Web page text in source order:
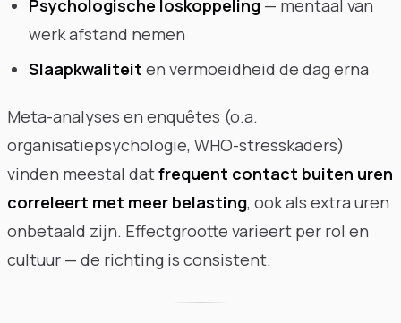
Psychologische loskoppeling — mentaal van
werk afstand nemen
Slaapkwaliteit en vermoeidheid de dag erna
Meta-analyses en enquêtes (o.a.
organisatiepsychologie, WHO-stresskaders)
vinden meestal datfrequent contact buiten uren
correleert met meer belasting, ook als extra uren
onbetaald zijn. Effectgrootte varieert per rol en
cultuur — de richting is consistent.